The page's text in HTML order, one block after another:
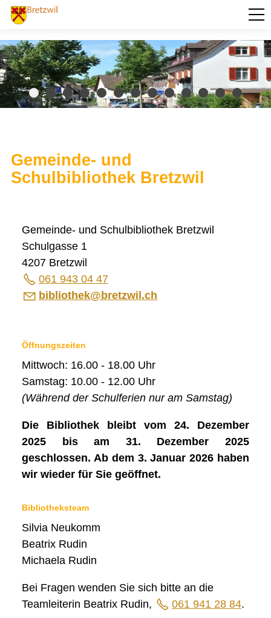
PORTRÄT
AKTUELLES
VERWALTUNG
Ferienpass Region Liestal
Gemeinde- und Schulbibliothek Bretzwil
Restaurants
Veranstaltungen
Vereine
SOZIALES / GESUNDHEIT
SICHERHEIT
ENTSORGUNG UND UMWELT
FINANZEN
IMMOBILIENANGEBOTE
GEWERBE
STICHWORTVERZEICHNIS
LINKS
Startseite
Kontakt
Gemeinde- und
Schulbibliothek Bretzwil
Gemeinde- und Schulbibliothek Bretzwil
Schulgasse 1
4207 Bretzwil
061 943 04 47
b bl th k br tzw l ch
Öffnungszeiten
Mittwoch: 16.00 - 18.00 Uhr
Samstag: 10.00 - 12.00 Uhr
(Während der Schulferien nur am Samstag)
Die Bibliothek bleibt vom 24. Dezember
2025 bis am 31. Dezember 2025
geschlossen. Ab dem 3. Januar 2026 haben
wir wieder für Sie geöffnet.
Bibliotheksteam
Silvia Neukomm
Beatrix Rudin
Michaela Rudin
Bei Fragen wenden Sie sich bitte an die
Teamleiterin Beatrix Rudin,
061 941 28 84.